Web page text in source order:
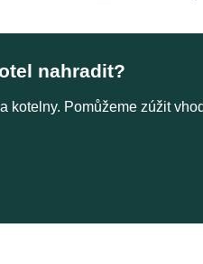
nahradit?
kotelny. Pomůžeme zúžit